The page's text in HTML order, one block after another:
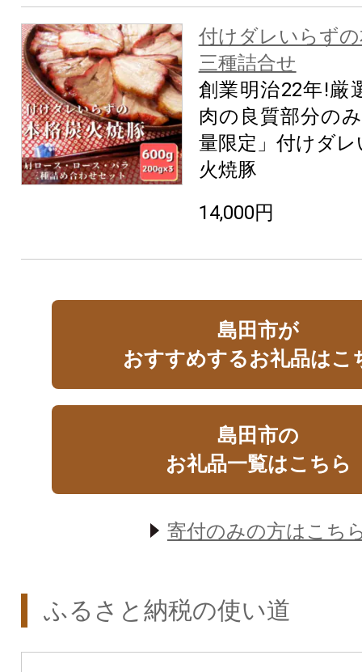
付けダレいらず
三種詰合せ
創業明治22年!厳
肉の良質部分の
量限定」付けダ
火焼豚
14,000円
島田市が
おすすめするお礼品はこ
島田市の
お礼品一覧はこちら
寄付のみの方はこち
ふるさと納税の使い道